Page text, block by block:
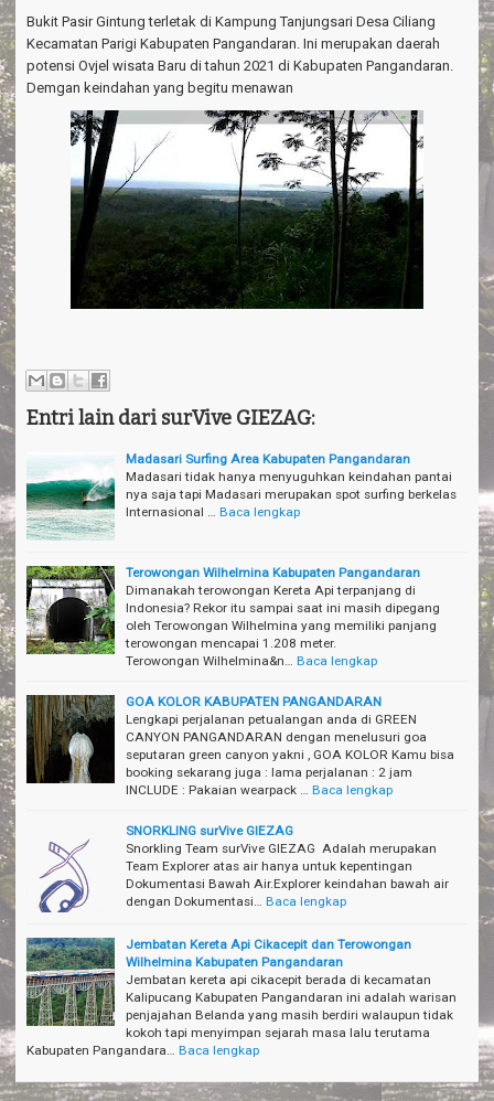
v
i
g
a
i
o
Bukit Pasir Gintung terletak di Kampung Tanjungsari Desa Ciliang
Kecamatan Parigi Kabupaten Pangandaran. Ini merupakan daerah
potensi Ovjel wisata Baru di tahun 2021 di Kabupaten Pangandaran.
Demgan keindahan yang begitu menawan
Entri lain dari surVive GIEZAG:
Madasari Surfing Area Kabupaten Pangandaran
Madasari tidak hanya menyuguhkan keindahan pantai
nya saja tapi Madasari merupakan spot surfing berkelas
Internasional …
Baca lengkap
Terowongan Wilhelmina Kabupaten Pangandaran
Dimanakah terowongan Kereta Api terpanjang di
Indonesia? Rekor itu sampai saat ini masih dipegang
oleh Terowongan Wilhelmina yang memiliki panjang
terowongan mencapai 1.208 meter.
Terowongan Wilhelmina&n…
Baca lengkap
GOA KOLOR KABUPATEN PANGANDARAN
Lengkapi perjalanan petualangan anda di GREEN
CANYON PANGANDARAN dengan menelusuri goa
seputaran green canyon yakni , GOA KOLOR Kamu bisa
booking sekarang juga : lama perjalanan : 2 jam
INCLUDE : Pakaian wearpack …
Baca lengkap
SNORKLING surVive GIEZAG
Snorkling Team surVive GIEZAG Adalah merupakan
Team Explorer atas air hanya untuk kepentingan
Dokumentasi Bawah Air.Explorer keindahan bawah air
dengan Dokumentasi…
Baca lengkap
Jembatan Kereta Api Cikacepit dan Terowongan
Wilhelmina Kabupaten Pangandaran
Jembatan kereta api cikacepit berada di kecamatan
Kalipucang Kabupaten Pangandaran ini adalah warisan
penjajahan Belanda yang masih berdiri walaupun tidak
kokoh tapi menyimpan sejarah masa lalu terutama
Kabupaten Pangandara…
Baca lengkap